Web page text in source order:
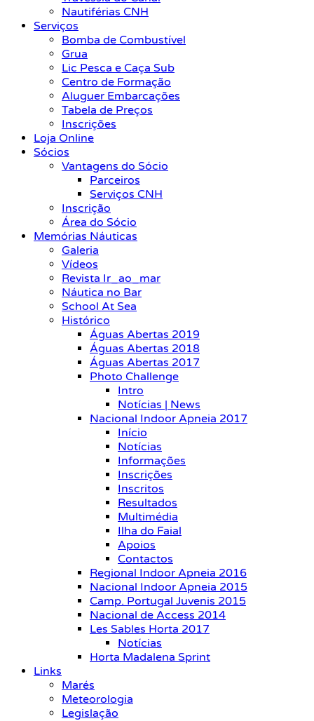
Nautiférias CNH
Serviços
Bomba de Combustível
Grua
Lic Pesca e Caça Sub
Centro de Formação
Aluguer Embarcações
Tabela de Preços
Inscrições
Loja Online
Sócios
Vantagens do Sócio
Parceiros
Serviços CNH
Inscrição
Área do Sócio
Memórias Náuticas
Galeria
Vídeos
Revista Ir_ao_mar
Náutica no Bar
School At Sea
Histórico
Águas Abertas 2019
Águas Abertas 2018
Águas Abertas 2017
Photo Challenge
Intro
Notícias | News
Nacional Indoor Apneia 2017
Início
Notícias
Informações
Inscrições
Inscritos
Resultados
Multimédia
Ilha do Faial
Apoios
Contactos
Regional Indoor Apneia 2016
Nacional Indoor Apneia 2015
Camp. Portugal Juvenis 2015
Nacional de Access 2014
Les Sables Horta 2017
Notícias
Horta Madalena Sprint
Links
Marés
Meteorologia
Legislação